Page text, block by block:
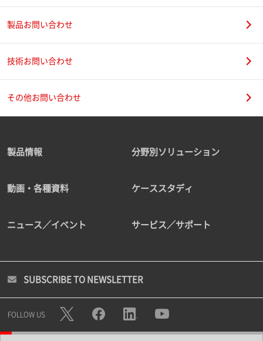
製品お問い合わせ
技術お問い合わせ
その他お問い合わせ
製品情報 分野別ソリューション
動画・各種資料 ケーススタディ
ニュース／イベント サービス／サポート
SUBSCRIBE TO NEWSLETTER
FOLLOW US